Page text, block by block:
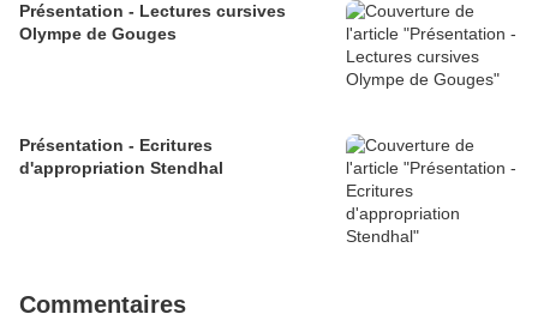
Présentation - Lectures cursives
Olympe de Gouges
Présentation - Ecritures
d'appropriation Stendhal
Commentaires